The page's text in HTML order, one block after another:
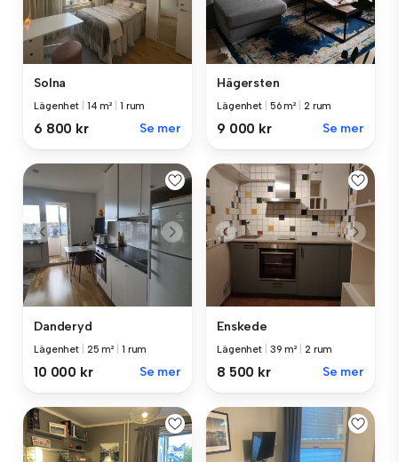
Solna
Lägenhet 14 m² 1 rum
6 800 kr Se mer
Hägersten
Lägenhet 56 m² 2 rum
9 000 kr Se mer
Danderyd
Lägenhet 25 m² 1 rum
10 000 kr Se mer
Enskede
Lägenhet 39 m² 2 rum
8 500 kr Se mer